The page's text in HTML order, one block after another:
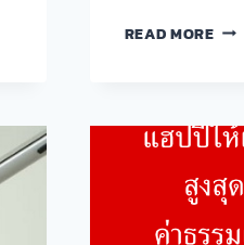
READ MOREโปร
เต็ม
+
ไอ
เทม